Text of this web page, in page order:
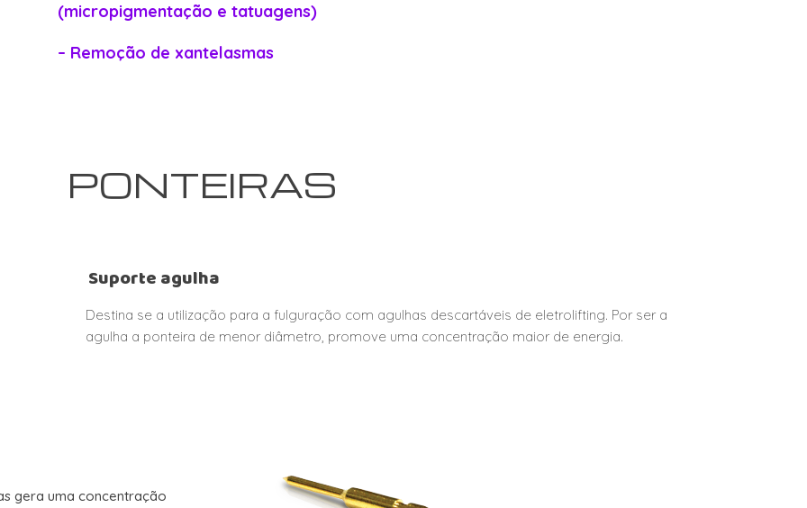
(micropigmentação e tatuagens)
– Remoção de xantelasmas
PONTEIRAS
Suporte agulha
Destina se a utilização para a fulguração com agulhas descartáveis de eletrolifting. Por ser a
agulha a ponteira de menor diâmetro, promove uma concentração maior de energia.
gera uma concentração